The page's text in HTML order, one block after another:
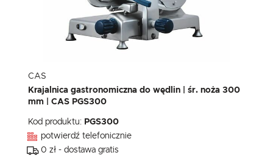
CAS
Krajalnica gastronomiczna do wędlin | śr. noża 300
mm | CAS PGS300
Kod produktu: PGS300
potwierdź telefonicznie
0 zł - dostawa gratis